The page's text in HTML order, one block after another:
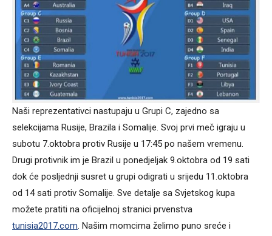
Naši reprezentativci nastupaju u Grupi C, zajedno sa
selekcijama Rusije, Brazila i Somalije. Svoj prvi meč igraju u
subotu 7.oktobra protiv Rusije u 17:45 po našem vremenu.
Drugi protivnik im je Brazil u ponedjeljak 9.oktobra od 19 sati
dok će posljednji susret u grupi odigrati u srijedu 11.oktobra
od 14 sati protiv Somalije. Sve detalje sa Svjetskog kupa
možete pratiti na oficijelnoj stranici prvenstva
tunisia2017.com. Našim momcima želimo puno sreće i